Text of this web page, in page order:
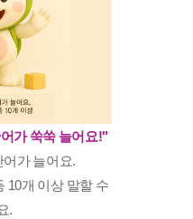
가 쑥쑥 늘어요!"
가 늘어요.
10개 이상 말할 수
.